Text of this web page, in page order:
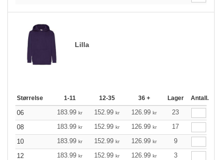
Lilla
Størrelse 1-11 12-35 36 + Lager Antall.
06 183.99 kr 152.99 kr 126.99 kr
23
08
183.99 kr 152.99 kr 126.99 kr
17
10
183.99 kr 152.99 kr 126.99 kr
9
12
183.99 kr 152.99 kr 126.99 kr
3